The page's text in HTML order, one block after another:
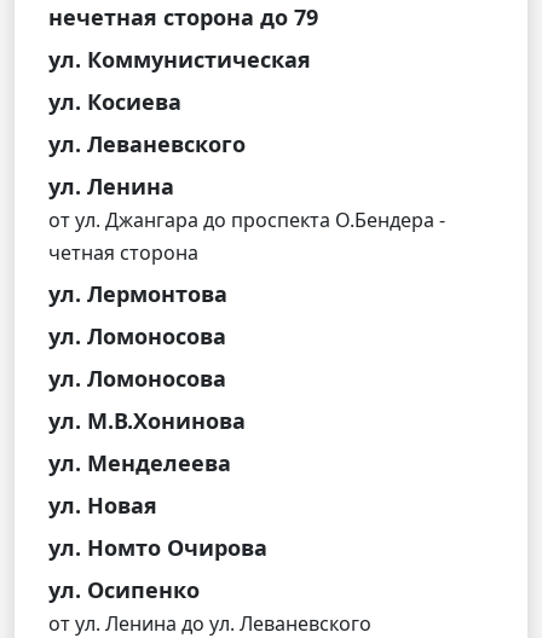
нечетная сторона до 79
ул. Коммунистическая
ул. Косиева
ул. Леваневского
ул. Ленина
от ул. Джангара до проспекта О.Бендера -
четная сторона
ул. Лермонтова
ул. Ломоносова
ул. Ломоносова
ул. М.В.Хонинова
ул. Менделеева
ул. Новая
ул. Номто Очирова
ул. Осипенко
от ул. Ленина до ул. Леваневского